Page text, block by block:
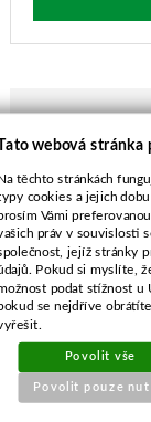
Alko
webová stránka
těchto stránkách
cookies a jejich
Vámi
práv v souvislosti
jejíž stránky
Pokud si myslíte,
podat stížnost u
se nejdříve
Povolit vše
Povolit pouze